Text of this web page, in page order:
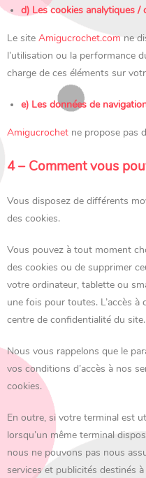
d) Les cookies analytiques /
Le site Amigucrochet.com ne
l’utilisation ou la performance
charge de ces éléments sur
e) Les données de
Amigucrochet ne propose pas
4 – Comment vous
Vous disposez de différents
des cookies.
Vous pouvez à tout moment
des cookies ou de supprimer
votre ordinateur, tablette ou
une fois pour toutes. L’accès
centre de confidentialité du site.
Nous vous rappelons que le
vos conditions d’accès à nos
cookies.
En outre, si votre terminal est
lorsqu’un même terminal
nous ne pouvons pas nous
services et publicités destinés